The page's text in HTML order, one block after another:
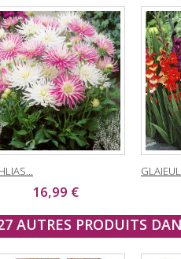
16,99 €
AUTRES PRODUITS